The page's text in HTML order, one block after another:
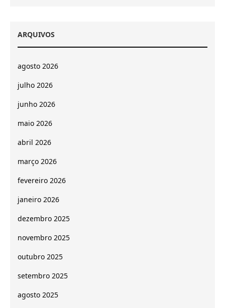
ARQUIVOS
agosto 2026
julho 2026
junho 2026
maio 2026
abril 2026
março 2026
fevereiro 2026
janeiro 2026
dezembro 2025
novembro 2025
outubro 2025
setembro 2025
agosto 2025